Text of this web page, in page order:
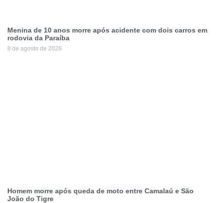
Menina de 10 anos morre após acidente com dois carros em
rodovia da Paraíba
8 de agosto de 2026
Homem morre após queda de moto entre Camalaú e São
João do Tigre